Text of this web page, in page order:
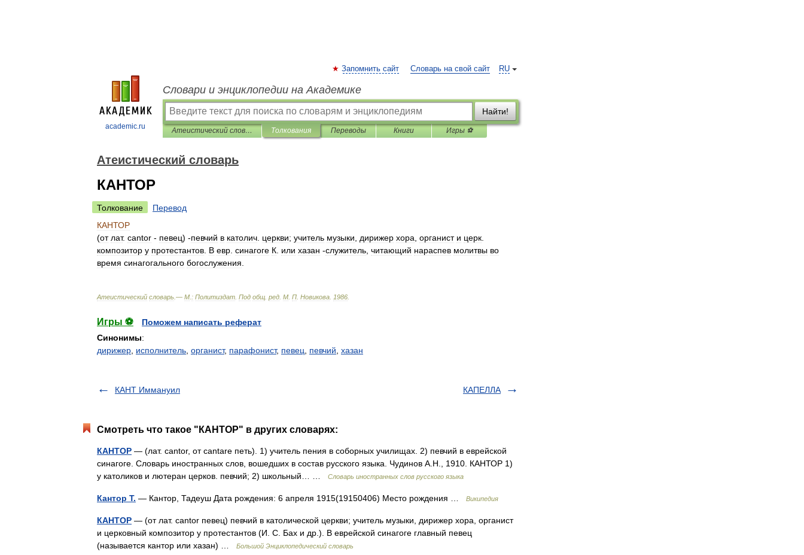
academic.ru
RU
Запомнить сайт Словарь на свой сайт
Словари и энциклопедии на Академике
Найти!
Атеистический словарь Толкования Переводы Книги Игры ⚽
Атеистический словарь
КАНТОР
Толкование
Перевод
КАНТОР
(от лат. cantor - певец) -певчий в католич церкви; учитель музыки дирижер хора органист и церк
композитор у протестантов В евр синагоге К или хазан -служитель читающий нараспев молитвы во
время синагогального богослужения
Атеистический словарь .— М : Политиздат Под общ ред М П Новикова 1986
Игры ⚽
Поможем написать реферат
Синонимы:
дирижер исполнитель органист, парафонист, певец певчий хазан
КАНТ Иммануил КАПЕЛЛА
Смотреть что такое "КАНТОР" в других словарях:
КАНТОР — (лат. cantor, от cantare петь). 1) учитель пения в соборных училищах. 2) певчий в еврейской
синагоге. Словарь иностранных слов, вошедших в состав русского языка. Чудинов А.Н., 1910. КАНТОР 1)
у католиков и лютеран церков. певчий; 2) школьный… …
Словарь иностранных слов русского языка
Кантор Т. — Кантор, Тадеуш Дата рождения: 6 апреля 1915(19150406) Место рождения … Википедия
КАНТОР — (от лат. cantor певец) певчий в католической церкви; учитель музыки, дирижер хора, органист
и церковный композитор у протестантов (И. С. Бах и др.). В еврейской синагоге главный певец
(называется кантор или хазан) …
Большой Энциклопедический словарь